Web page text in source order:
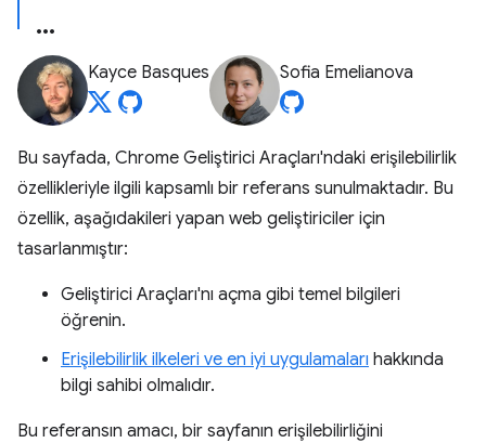
Kayce Basques Sofia Emelianova
Bu sayfada, Chrome Geliştirici Araçları'ndaki erişilebilirlik
özellikleriyle ilgili kapsamlı bir referans sunulmaktadır. Bu
özellik, aşağıdakileri yapan web geliştiriciler için
tasarlanmıştır:
Geliştirici Araçları'nı açma gibi temel bilgileri
öğrenin.
Erişilebilirlik ilkeleri ve en iyi uygulamaları hakkında
bilgi sahibi olmalıdır.
Bu referansın amacı, bir sayfanın erişilebilirliğini